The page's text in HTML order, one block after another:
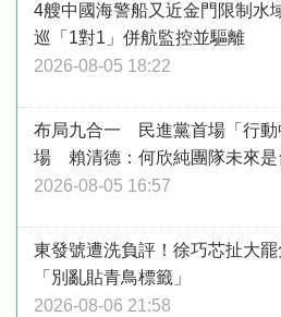
4艘中國海警船又近金門限制
巡「1對1」併航監控並驅離
2026-08-05 18:22
布局九合一 民進黨首場「行動
場 賴清德：何欣純團隊未來是
2026-08-05 16:57
東發號遭洗負評！徐巧芯扯大
「別亂貼青鳥標籤」
2026-08-06 21:58